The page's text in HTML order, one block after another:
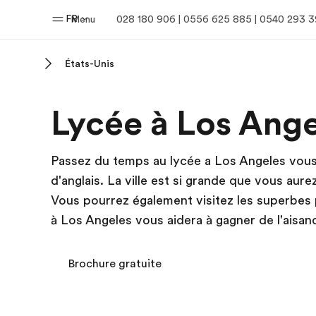
Menu
FR 028 180 906 | 0556 625 885 | 0540 293
Bienvenue chez EF Nos
États-Unis
Lycée à Los
Passez du temps au lycée a Los Angeles
d'anglais. La ville est si grande que vous
Vous pourrez également visitez les
à Los Angeles vous aidera à gagner de
Brochure gratuite